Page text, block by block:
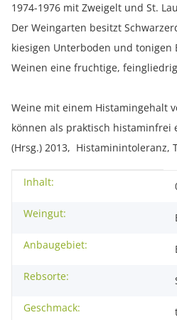
1974-1976 mit Zweigelt und St.
Der Weingarten besitzt
kiesigen Unterboden und tonigen
Weinen eine fruchtige,
Weine mit einem Histamingehalt
können als praktisch histaminfrei
(Hrsg.) 2013, Histaminintoleranz,
Produkteigenschaft
Wert
Inhalt:
Weingut:
Anbaugebiet:
Rebsorte:
Geschmack: